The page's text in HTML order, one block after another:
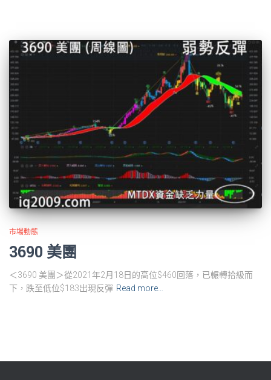
市場動態
3690 美團
＜3690 美團＞從2021年2月18日的高位$460回落，已輾轉拾級而
下，跌至低位$183出現反彈 Read more…